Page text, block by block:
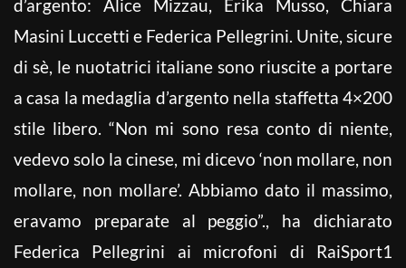
d’argento: Alice Mizzau, Erika Musso, Chiara
Masini Luccetti e Federica Pellegrini. Unite, sicure
di sè, le nuotatrici italiane sono riuscite a portare
a casa la medaglia d’argento nella staffetta 4×200
stile libero. “Non mi sono resa conto di niente,
vedevo solo la cinese, mi dicevo ‘non mollare, non
mollare, non mollare’. Abbiamo dato il massimo,
eravamo preparate al peggio”., ha dichiarato
Federica Pellegrini ai microfoni di RaiSport1